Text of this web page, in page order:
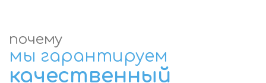
почему
мы гарантируем
качественный